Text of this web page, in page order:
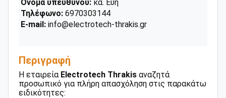
Όνομα υπεύθυνου: κα. Εύη
Τηλέφωνο: 6970303144
E-mail: info@electrotech-thrakis.gr
Περιγραφή
Η εταιρεία Electrotech Thrakis αναζητά
προσωπικό για πλήρη απασχόληση στις παρακάτω
ειδικότητες: